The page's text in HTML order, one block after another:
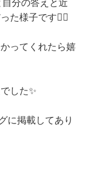
た様子です😵‍💫
ってくれたら嬉
した✨
に掲載してあり